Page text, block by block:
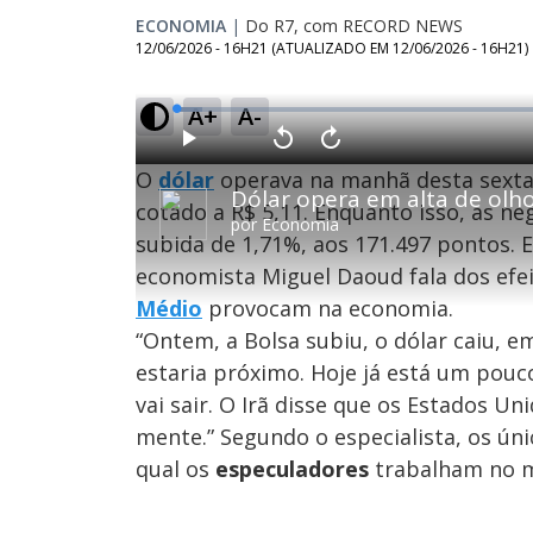
ECONOMIA | Do R7, com RECORD NEWS
12/06/2026 - 16H21 (ATUALIZADO EM 12/06/2026 - 16H21)
A+ A-
por Economia
P
l
a
y
V
o
l
t
a
r
1
0
s
g
u
d
s
A
v
a
n
ç
a
r
1
0
s
g
n
o
s
M
u
o
L
o
a
d
e
d
3
.
2
%
O dólar operava na manhã desta
cotado a R$ 5,11. Enquanto isso, as
subida de 1,71%, aos 171.497 pontos.
economista Miguel Daoud fala dos
Médio provocam na economia.
“Ontem, a Bolsa subiu, o dólar caiu,
estaria próximo. Hoje já está um
vai sair. O Irã disse que os Estados
mente.” Segundo o especialista, os
qual os especuladores trabalham no